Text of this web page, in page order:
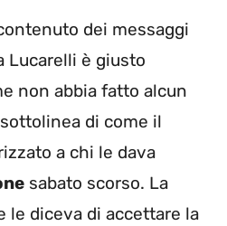
dei messaggi
Lucarelli è giusto
non abbia fatto alcun
di come il
a chi le dava
sabato scorso. La
le diceva di accettare la